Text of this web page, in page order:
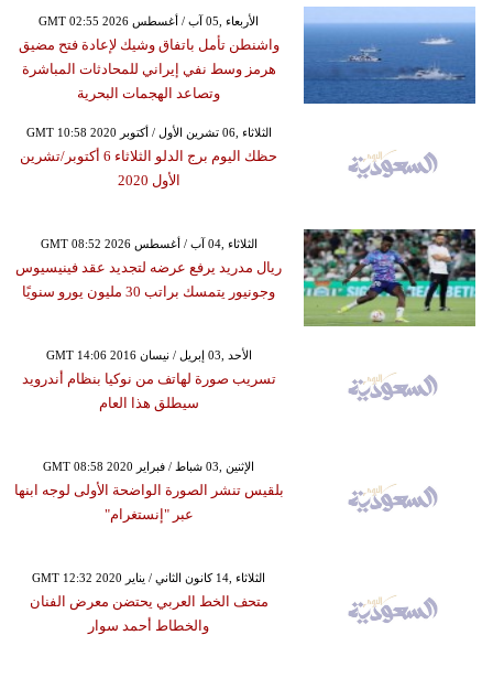
GMT 02:55 2026 الأربعاء ,05 آب / أغسطس
واشنطن تأمل باتفاق وشيك لإعادة فتح مضيق
هرمز وسط نفي إيراني للمحادثات المباشرة
وتصاعد الهجمات البحرية
GMT 10:58 2020 الثلاثاء ,06 تشرين الأول / أكتوبر
حظك اليوم برج الدلو الثلاثاء 6 أكتوبر/تشرين
الأول 2020
GMT 08:52 2026 الثلاثاء ,04 آب / أغسطس
ريال مدريد يرفع عرضه لتجديد عقد فينيسيوس
وجونيور يتمسك براتب 30 مليون يورو سنويًا
GMT 14:06 2016 الأحد ,03 إبريل / نيسان
تسريب صورة لهاتف من نوكيا بنظام أندرويد
سيطلق هذا العام
GMT 08:58 2020 الإثنين ,03 شباط / فبراير
بلقيس تنشر الصورة الواضحة الأولى لوجه ابنها
عبر "إنستغرام"
GMT 12:32 2020 الثلاثاء ,14 كانون الثاني / يناير
متحف الخط العربي يحتضن معرض الفنان
والخطاط أحمد سوار